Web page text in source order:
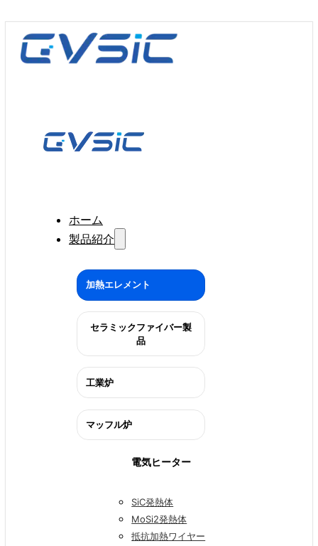
ホーム
製品紹介
加熱エレメント
セラミックファイバー製
品
工業炉
マッフル炉
電気ヒーター
SiC発熱体
MoSi2発熱体
抵抗加熱ワイヤー